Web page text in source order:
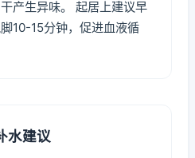
产生异味。 起居上建议早
10-15分钟，促进血液循
水建议